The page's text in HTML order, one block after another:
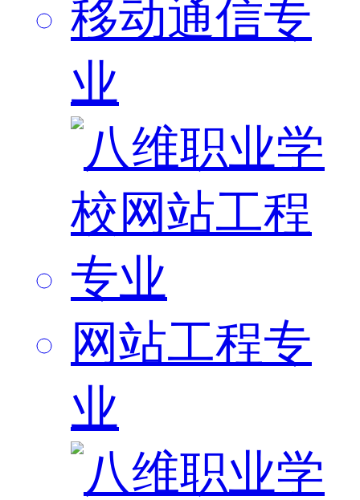
移动通信专
业
网站工程专
业